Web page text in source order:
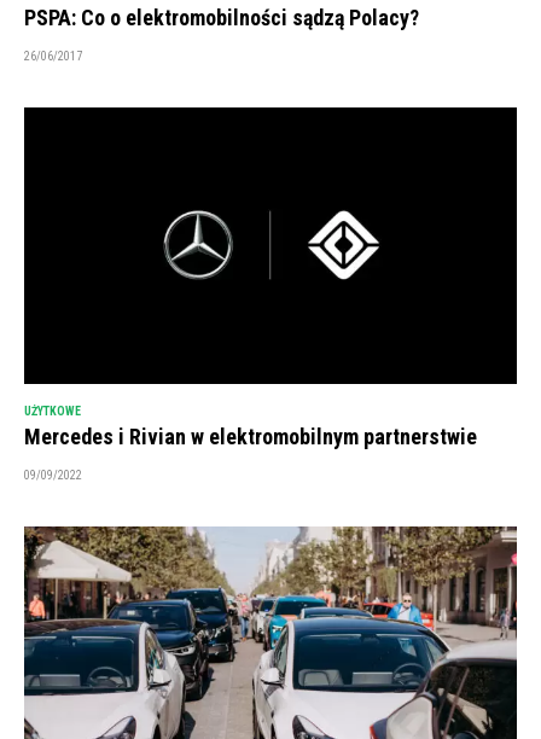
PSPA: Co o elektromobilności sądzą Polacy?
26/06/2017
UŻYTKOWE
Mercedes i Rivian w elektromobilnym partnerstwie
09/09/2022